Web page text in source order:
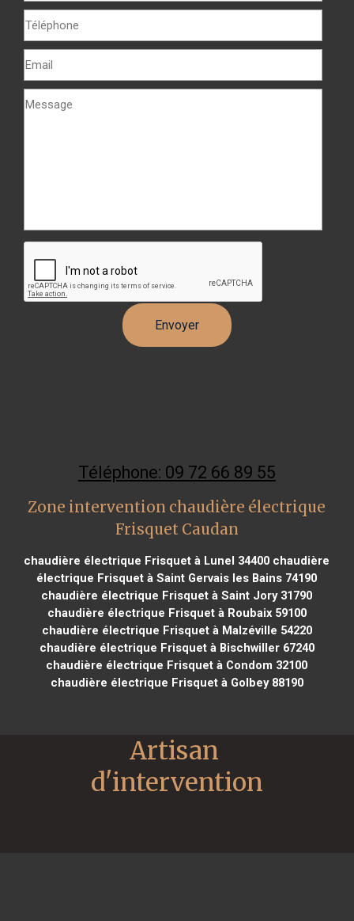
Téléphone: 09 72 66 89 55
Zone intervention chaudière électrique
Frisquet Caudan
chaudière électrique Frisquet à Lunel 34400 chaudière
électrique Frisquet à Saint Gervais les Bains 74190
chaudière électrique Frisquet à Saint Jory 31790
chaudière électrique Frisquet à Roubaix 59100
chaudière électrique Frisquet à Malzéville 54220
chaudière électrique Frisquet à Bischwiller 67240
chaudière électrique Frisquet à Condom 32100
chaudière électrique Frisquet à Golbey 88190
Artisan
d'intervention